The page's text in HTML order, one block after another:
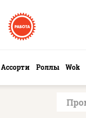
Ассорти Роллы Wok